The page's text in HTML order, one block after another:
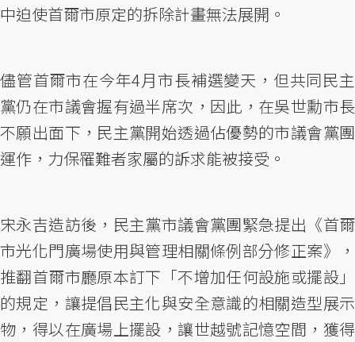
中迫使首爾市原定的拆除計畫無法展開。
儘管首爾市在今年4月市長補選變天，但共同民主
黨仍在市議會握有過半席次，因此，在吳世勳市長
不願出面下，民主黨開始透過佔優勢的市議會黨團
運作，力保罹難者家屬的訴求能被接受。
宋永吉造訪後，民主黨市議會黨團緊急提出《首爾
市光化門廣場使用與管理相關條例部分修正案》，
推翻首爾市廳原本訂下「不增加任何設施或擺設」
的規定，讓提倡民主化與安全意識的相關造型展示
物，得以在廣場上擺設，讓世越號記憶空間，獲得